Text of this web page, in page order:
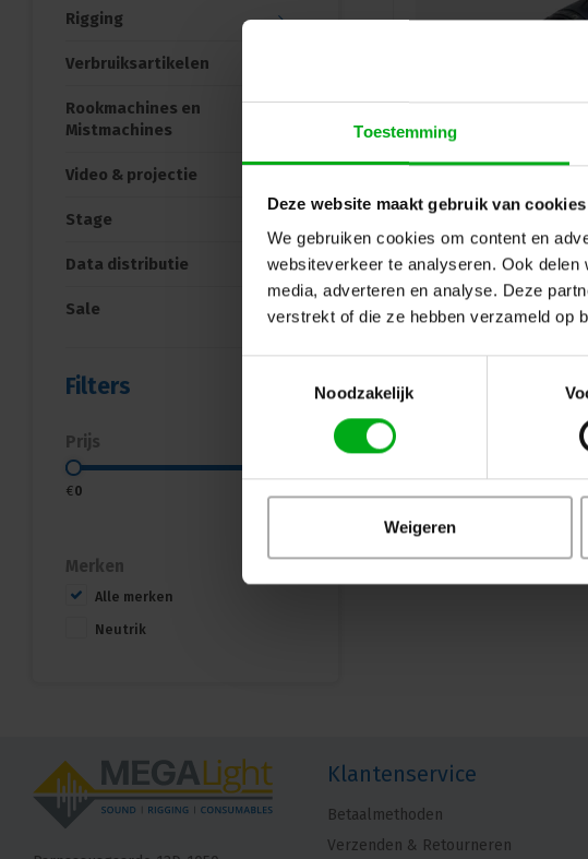
Toestemming
Deze website maakt gebruik van cookies
We gebruiken cookies om content en
websiteverkeer te analyseren. Ook
media, adverteren en analyse. Deze
verstrekt of die ze hebben verzameld op
Noodzakelijk
Weigeren
Rigging
Verbruiksartikelen
Rookmachines en
Mistmachines
Video & projectie
Stage
Data distributie
Sale
Filters
Prijs
€0
Merken
Alle merken
Neutrik
Klantenservice
Betaalmethoden
Verzenden & Retourneren